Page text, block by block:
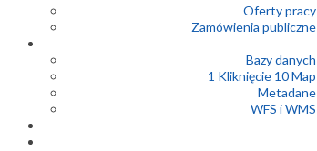
Oferty pracy
Zamówienia publiczne
Bazy danych
1 Kliknięcie 10 Map
Metadane
WFS i WMS